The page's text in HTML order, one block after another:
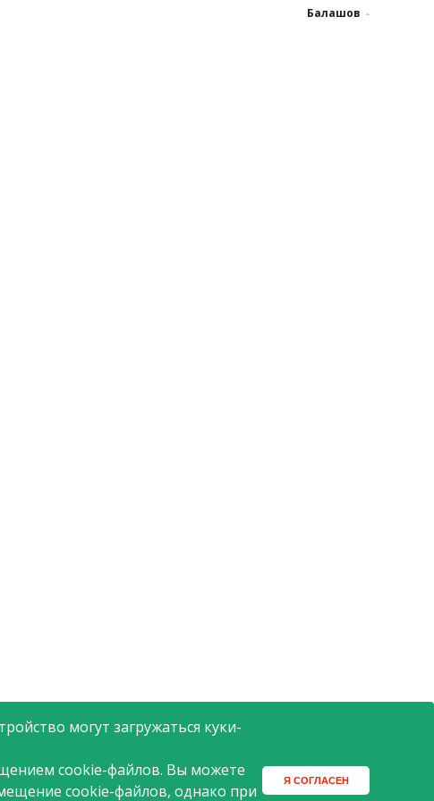
могут загружаться куки-
cookie-файлов. Вы можете
cookie-файлов, однако при
Я СОГЛАСЕН
Балашов